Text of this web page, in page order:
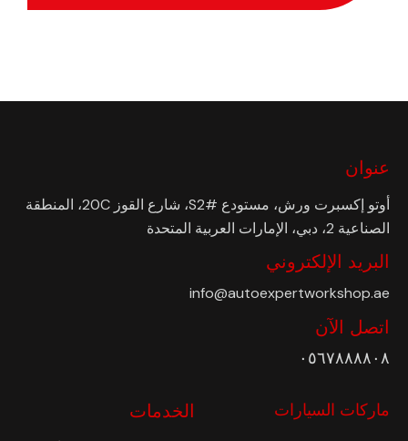
عنوان
أوتو إكسبرت ورش، مستودع #S2، شارع القوز 20C، المنطقة
الصناعية 2، دبي، الإمارات العربية المتحدة
البريد الإلكتروني
info@autoexpertworkshop.ae
اتصل الآن
٠٥٦٧٨٨٨٨٠٨
ماركات السيارات الخدمات